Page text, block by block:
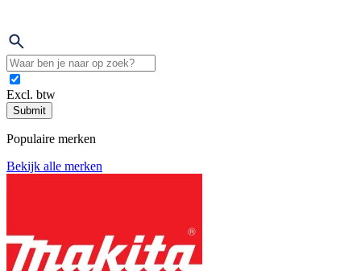
Excl. btw
Submit
Populaire merken
Bekijk alle merken